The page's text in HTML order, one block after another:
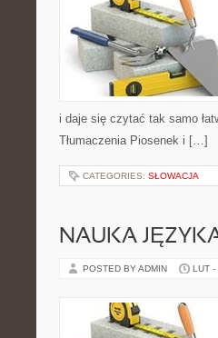
i daje się czytać tak samo
Tłumaczenia Piosenek i […]
CATEGORIES: SŁOWACJA
NAUKA
POSTED BY ADMIN LUT -